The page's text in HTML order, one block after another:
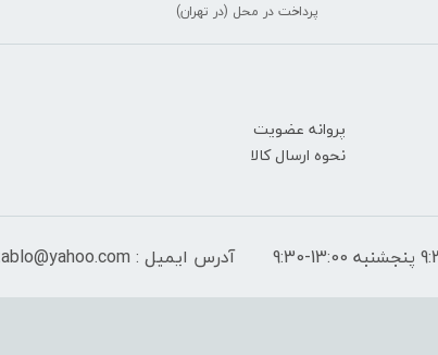
پرداخت در محل (در تهران)
پروانه عضویت
نحوه ارسال کالا
آدرس ایمیل : peymantablo@yahoo.com